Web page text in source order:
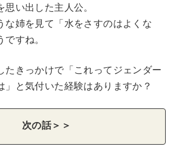
い出した主人公。
な姉を見て「水をさすのはよくな
すね。
たきっかけで「これってジェンダー
」と気付いた経験はありますか？
次の話＞＞